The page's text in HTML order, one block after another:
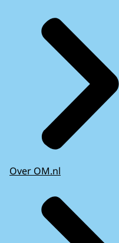
Over OM.nl